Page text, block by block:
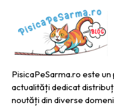
PisicaPeSarma.ro este
actualități dedicat
noutăți din diverse